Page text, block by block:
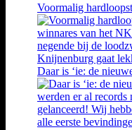
Voormalig
Daar is ‘ie: de